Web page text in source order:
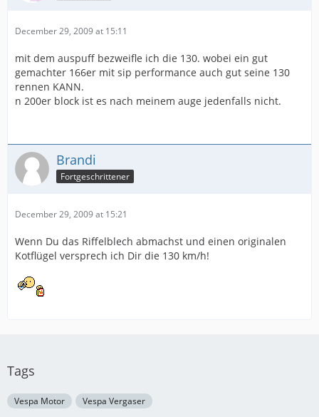
December 29, 2009 at 15:11
mit dem auspuff bezweifle ich die 130. wobei ein gut
gemachter 166er mit sip performance auch gut seine 130
rennen KANN.
n 200er block ist es nach meinem auge jedenfalls nicht.
Brandi
Fortgeschrittener
December 29, 2009 at 15:21
Wenn Du das Riffelblech abmachst und einen originalen
Kotflügel versprech ich Dir die 130 km/h!
Tags
Vespa Motor Vespa Vergaser